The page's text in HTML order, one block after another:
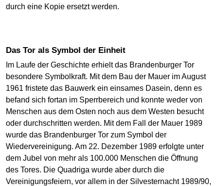
durch eine Kopie ersetzt werden.
Das Tor als Symbol der Einheit
Im Laufe der Geschichte erhielt das Brandenburger Tor
besondere Symbolkraft. Mit dem Bau der Mauer im August
1961 fristete das Bauwerk ein einsames Dasein, denn es
befand sich fortan im Sperrbereich und konnte weder von
Menschen aus dem Osten noch aus dem Westen besucht
oder durchschritten werden. Mit dem Fall der Mauer 1989
wurde das Brandenburger Tor zum Symbol der
Wiedervereinigung. Am 22. Dezember 1989 erfolgte unter
dem Jubel von mehr als 100.000 Menschen die Öffnung
des Tores. Die Quadriga wurde aber durch die
Vereinigungsfeiern, vor allem in der Silvesternacht 1989/90,